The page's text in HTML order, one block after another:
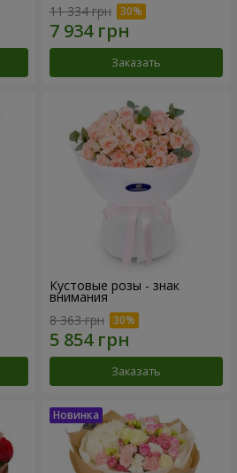
11 334 грн
Заказать
Кустовые розы - знак
внимания
8 363 грн
Заказать